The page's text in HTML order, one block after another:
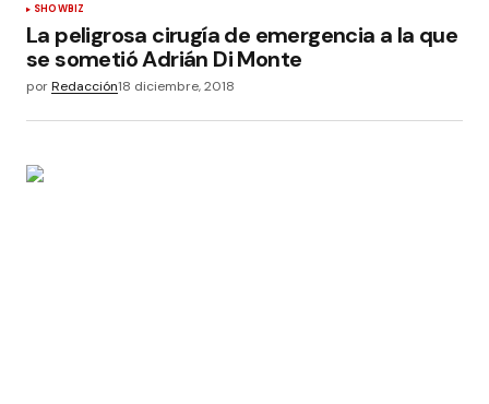
SHOWBIZ
La peligrosa cirugía de emergencia a la que
se sometió Adrián Di Monte
porRedacción18 diciembre, 2018